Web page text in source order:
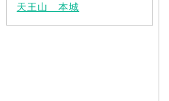
天王山 本城